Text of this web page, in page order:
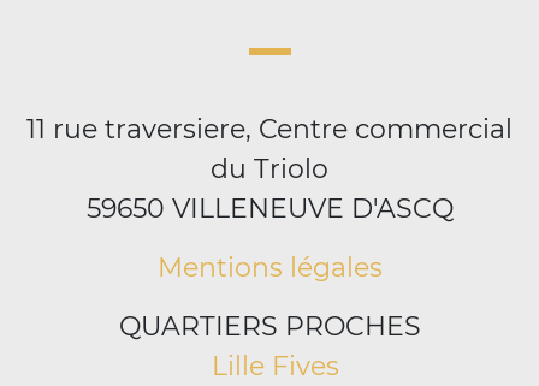
11 rue traversiere, Centre commercial
du Triolo
59650 VILLENEUVE D'ASCQ
Mentions légales
QUARTIERS PROCHES
Lille Fives